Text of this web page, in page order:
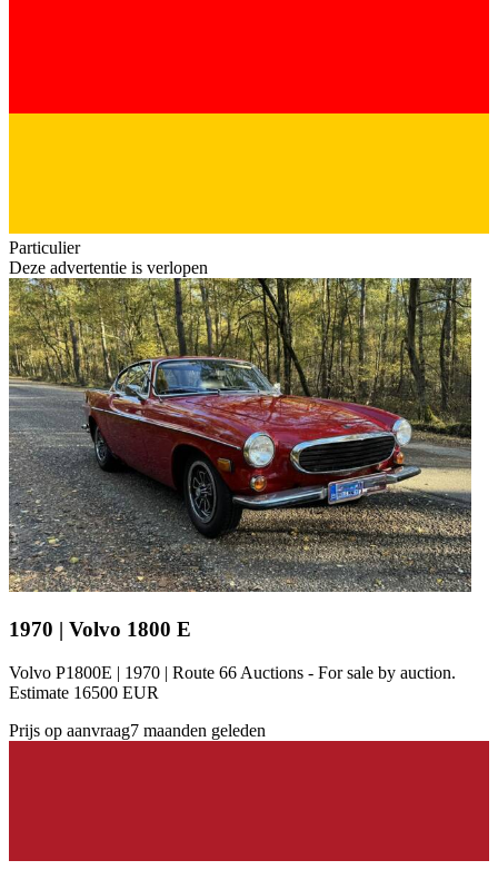
Particulier
Deze advertentie is verlopen
1970 | Volvo 1800 E
Volvo P1800E | 1970 | Route 66 Auctions - For sale by auction.
Estimate 16500 EUR
Prijs op aanvraag7 maanden geleden